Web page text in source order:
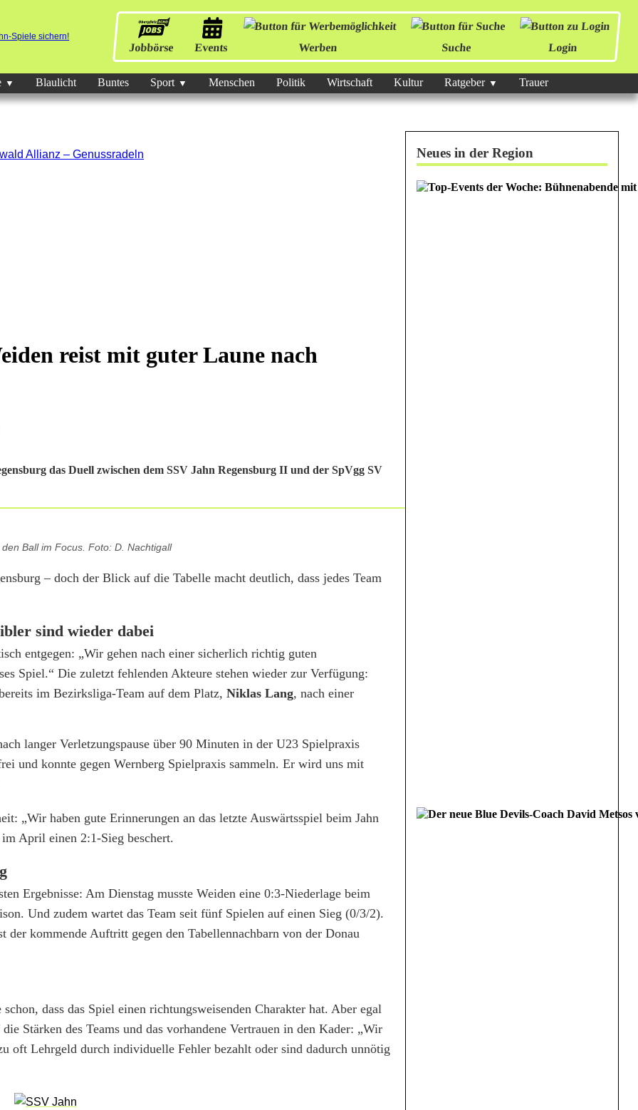
Jobbörse Events Werben Suche Login
Blaulicht Buntes Sport Menschen Politik Wirtschaft Kultur Ratgeber Trauer
reist mit guter Laune nach
das Duell zwischen dem SSV Jahn Regensburg II und der SpVgg SV
Ball im Focus. Foto: D. Nachtigall
– doch der Blick auf die Tabelle macht deutlich, dass jedes Team
sind wieder dabei
entgegen: „Wir gehen nach einer sicherlich richtig guten
Spiel.“ Die zuletzt fehlenden Akteure stehen wieder zur Verfügung:
im Bezirksliga-Team auf dem Platz, Niklas Lang, nach einer
langer Verletzungspause über 90 Minuten in der U23 Spielpraxis
und konnte gegen Wernberg Spielpraxis sammeln. Er wird uns mit
„Wir haben gute Erinnerungen an das letzte Auswärtsspiel beim Jahn
April einen 2:1-Sieg beschert.
Ergebnisse: Am Dienstag musste Weiden eine 0:3-Niederlage beim
Und zudem wartet das Team seit fünf Spielen auf einen Sieg (0/3/2).
kommende Auftritt gegen den Tabellennachbarn von der Donau
dass das Spiel einen richtungsweisenden Charakter hat. Aber egal
Stärken des Teams und das vorhandene Vertrauen in den Kader: „Wir
oft Lehrgeld durch individuelle Fehler bezahlt oder sind dadurch unnötig
Neues in der Region